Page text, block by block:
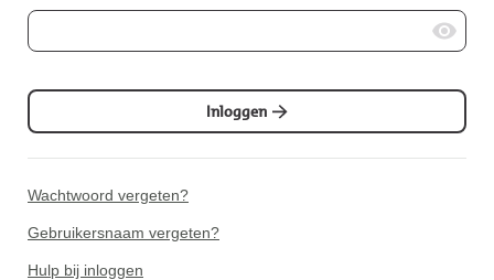
Inloggen
Wachtwoord vergeten?
Gebruikersnaam vergeten?
Hulp bij inloggen